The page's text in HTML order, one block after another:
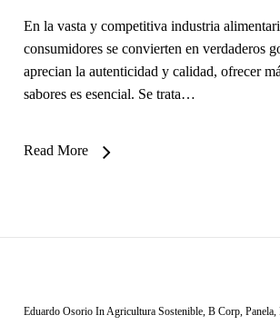
En la vasta y competitiva industria
consumidores se convierten en verdaderos
aprecian la autenticidad y calidad, ofrecer
sabores es esencial. Se trata…
Read More
Eduardo Osorio InAgricultura Sostenible, B Corp, Panela,